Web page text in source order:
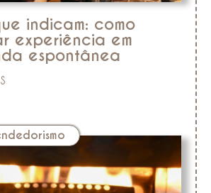
indicam: como
experiência em
espontânea